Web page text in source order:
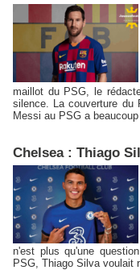
maillot du PSG, le
silence. La couverture du
Messi au PSG a
Chelsea : Thiago
n'est plus qu'une
PSG, Thiago Silva voulait